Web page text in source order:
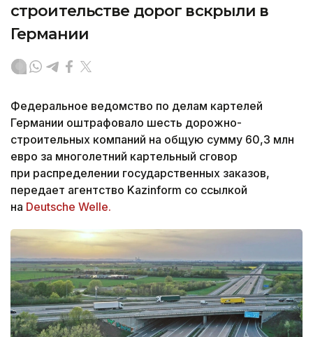
строительстве дорог вскрыли в
Германии
Федеральное ведомство по делам картелей
Германии оштрафовало шесть дорожно-
строительных компаний на общую сумму 60,3 млн
евро за многолетний картельный сговор
при распределении государственных заказов,
передает агентство Kazinform со ссылкой
на Deutsche Welle.